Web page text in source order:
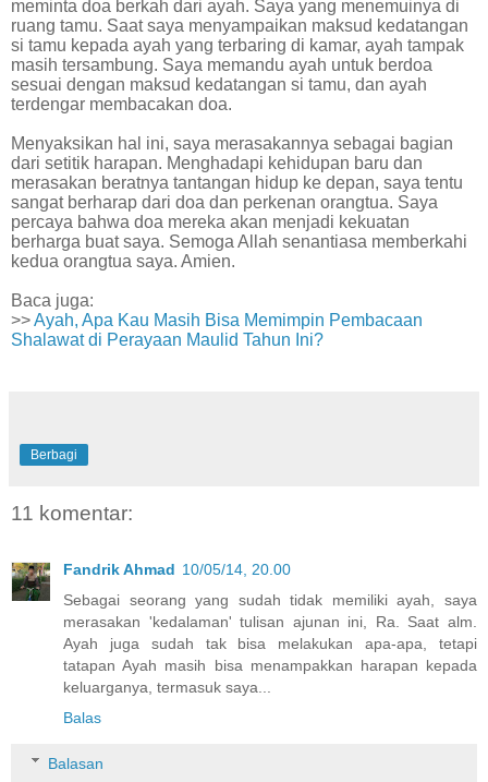
meminta doa berkah dari ayah. Saya yang menemuinya di
ruang tamu. Saat saya menyampaikan maksud kedatangan
si tamu kepada ayah yang terbaring di kamar, ayah tampak
masih tersambung. Saya memandu ayah untuk berdoa
sesuai dengan maksud kedatangan si tamu, dan ayah
terdengar membacakan doa.
Menyaksikan hal ini, saya merasakannya sebagai bagian
dari setitik harapan. Menghadapi kehidupan baru dan
merasakan beratnya tantangan hidup ke depan, saya tentu
sangat berharap dari doa dan perkenan orangtua. Saya
percaya bahwa doa mereka akan menjadi kekuatan
berharga buat saya. Semoga Allah senantiasa memberkahi
kedua orangtua saya. Amien.
Baca juga:
>>Ayah, Apa Kau Masih Bisa Memimpin Pembacaan
Shalawat di Perayaan Maulid Tahun Ini?
Berbagi
11 komentar:
Fandrik Ahmad 10/05/14, 20.00
Sebagai seorang yang sudah tidak memiliki ayah, saya
merasakan 'kedalaman' tulisan ajunan ini, Ra. Saat alm.
Ayah juga sudah tak bisa melakukan apa-apa, tetapi
tatapan Ayah masih bisa menampakkan harapan kepada
keluarganya, termasuk saya...
Balas
Balasan